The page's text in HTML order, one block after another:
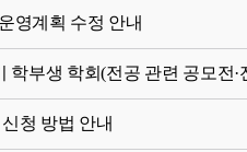
영계획 수정 안내
학부생 학회(전공 관련 공모전
청 방법 안내